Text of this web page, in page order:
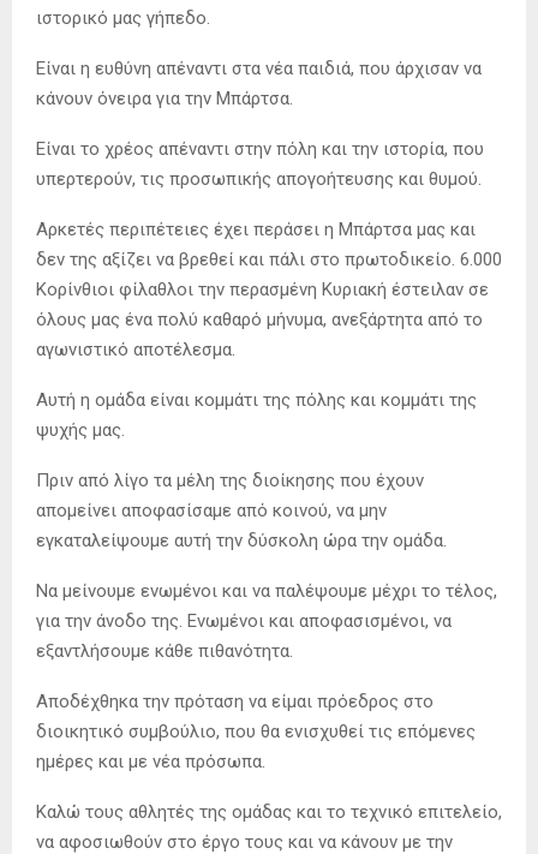
ιστορικό μας γήπεδο.
Είναι η ευθύνη απέναντι στα νέα παιδιά, που άρχισαν να
κάνουν όνειρα για την Μπάρτσα.
Είναι το χρέος απέναντι στην πόλη και την ιστορία, που
υπερτερούν, τις προσωπικής απογοήτευσης και θυμού.
Αρκετές περιπέτειες έχει περάσει η Μπάρτσα μας και
δεν της αξίζει να βρεθεί και πάλι στο πρωτοδικείο. 6.000
Κορίνθιοι φίλαθλοι την περασμένη Κυριακή έστειλαν σε
όλους μας ένα πολύ καθαρό μήνυμα, ανεξάρτητα από το
αγωνιστικό αποτέλεσμα.
Αυτή η ομάδα είναι κομμάτι της πόλης και κομμάτι της
ψυχής μας.
Πριν από λίγο τα μέλη της διοίκησης που έχουν
απομείνει αποφασίσαμε από κοινού, να μην
εγκαταλείψουμε αυτή την δύσκολη ώρα την ομάδα.
Να μείνουμε ενωμένοι και να παλέψουμε μέχρι το τέλος,
για την άνοδο της. Ενωμένοι και αποφασισμένοι, να
εξαντλήσουμε κάθε πιθανότητα.
Αποδέχθηκα την πρόταση να είμαι πρόεδρος στο
διοικητικό συμβούλιο, που θα ενισχυθεί τις επόμενες
ημέρες και με νέα πρόσωπα.
Καλώ τους αθλητές της ομάδας και το τεχνικό επιτελείο,
να αφοσιωθούν στο έργο τους και να κάνουν με την